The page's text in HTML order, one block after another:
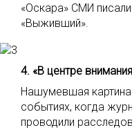
«Оскара» СМИ
«Выживший».
4. «В центре
Нашумевшая
событиях, когда
проводили